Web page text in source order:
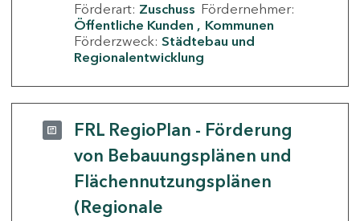
Förderart: Zuschuss Fördernehmer:
Öffentliche Kunden
Kommunen
Förderzweck: Städtebau und
Regionalentwicklung
FRL RegioPlan - Förderung
von Bebauungsplänen und
Flächennutzungsplänen
(Regionale